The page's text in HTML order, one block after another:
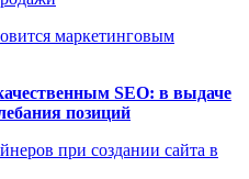
маркетинговым
SEO: в выдаче
позиций
при создании сайта в